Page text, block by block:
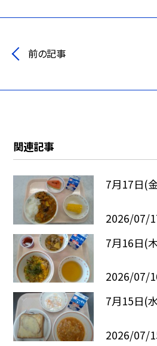
前の記事
関連記事
7月17日(
2026/07/
7月16日(
2026/07/
7月15日(
2026/07/